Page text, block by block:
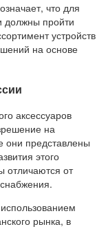
что для
должны пройти
устройств
на основе
аксессуаров
на
они представлены
этого
отличаются от
рынка, в